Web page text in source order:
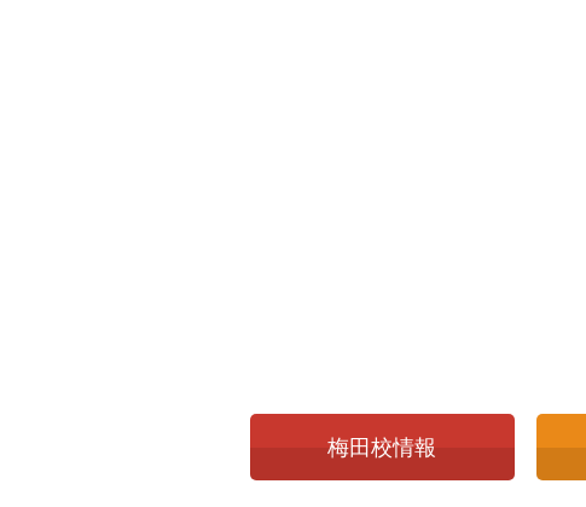
梅田校情報